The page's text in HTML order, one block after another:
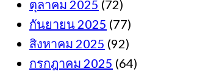
ตุลาคม 2025 (72)
กันยายน 2025 (77)
สิงหาคม 2025 (92)
กรกฎาคม 2025 (64)